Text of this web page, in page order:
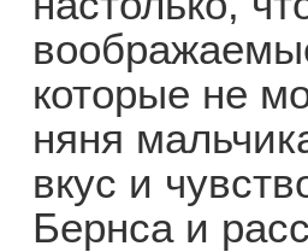
которые не
няня
вкус и
Бернса и